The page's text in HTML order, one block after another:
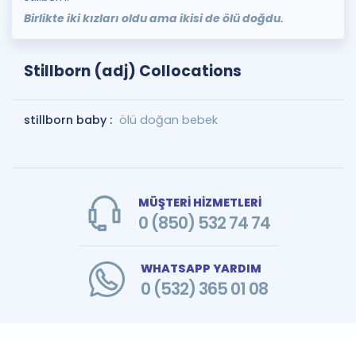
Birlikte iki kızları oldu ama ikisi de ölü doğdu.
Stillborn (adj) Collocations
stillborn baby : ölü doğan bebek
MÜŞTERİ HİZMETLERİ
0 (850) 532 74 74
WHATSAPP YARDIM
0 (532) 365 01 08